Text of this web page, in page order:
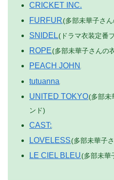
CRICKET INC.
FURFUR(多部未華子さ
SNIDEL(ドラマ衣装定番
ROPE(多部未華子さんの
PEACH JOHN
tutuanna
UNITED TOKYO(多部未
ンド)
CAST:
LOVELESS(多部未華子
LE CIEL BLEU(多部未華